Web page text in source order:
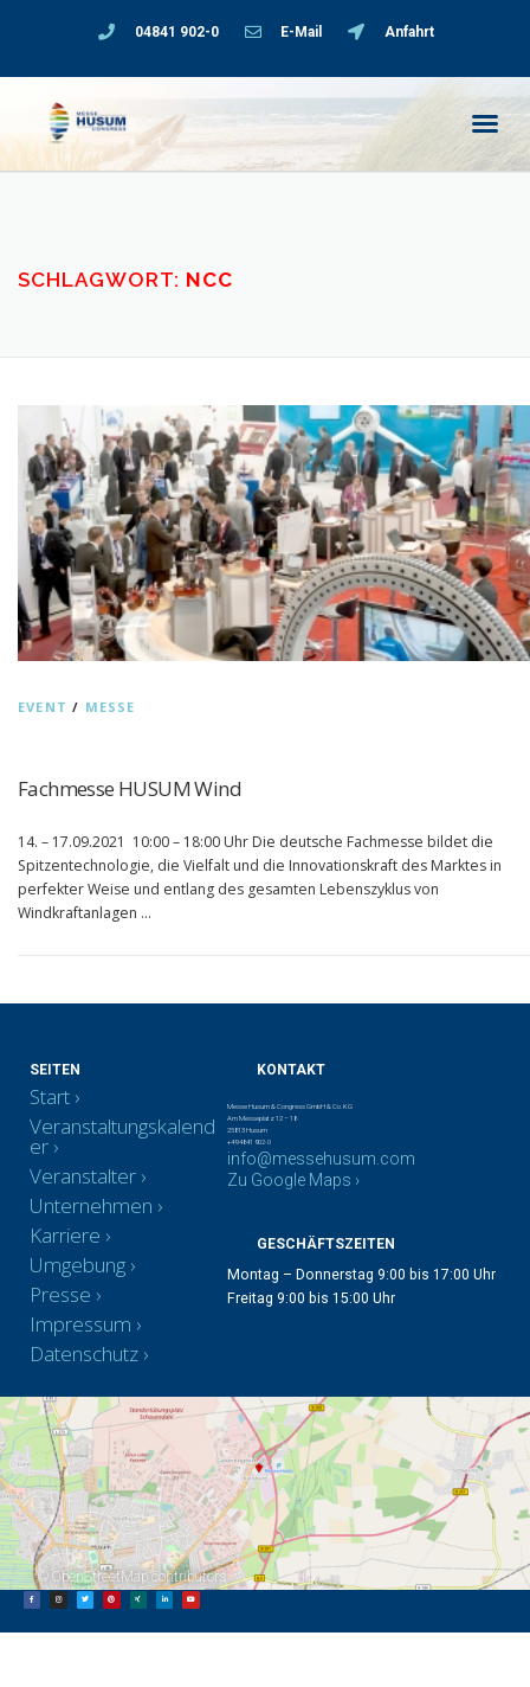
04841 902-0 E-Mail Anfahrt
SCHLAGWORT: NCC
EVENT / MESSE
Fachmesse HUSUM Wind
14. – 17.09.2021 10:00 – 18:00 Uhr Die deutsche Fachmesse bildet die
Spitzentechnologie, die Vielfalt und die Innovationskraft des Marktes in
perfekter Weise und entlang des gesamten Lebenszyklus von
Windkraftanlagen …
SEITEN
Start
Veranstaltungskalend
er
Veranstalter
Unternehmen
Karriere
Umgebung
Presse
Impressum
Datenschutz
KONTAKT
Messe Husum & Congress GmbH & Co. KG
Am Messeplatz 12 – 18
25813 Husum
+49 4841 902-0
info@messehusum.com
Zu Google Maps ›
GESCHÄFTSZEITEN
Montag – Donnerstag 9:00 bis 17:00 Uhr
Freitag 9:00 bis 15:00 Uhr
© OpenStreetMapcontributors